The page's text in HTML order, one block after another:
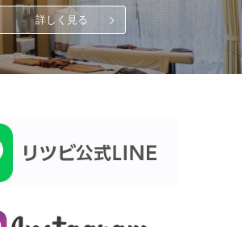
詳しく見る